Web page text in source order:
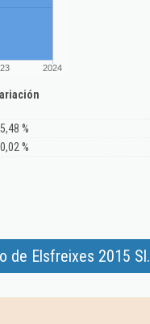
2024
%
%
de Elsfreixes 2015 Sl.